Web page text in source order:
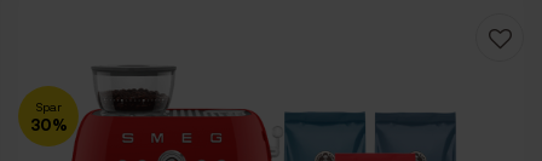
Spar
30%